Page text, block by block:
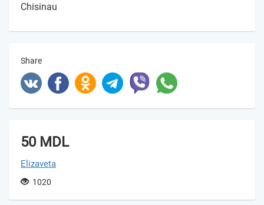
Chisinau
Share
50 MDL
Elizaveta
1020